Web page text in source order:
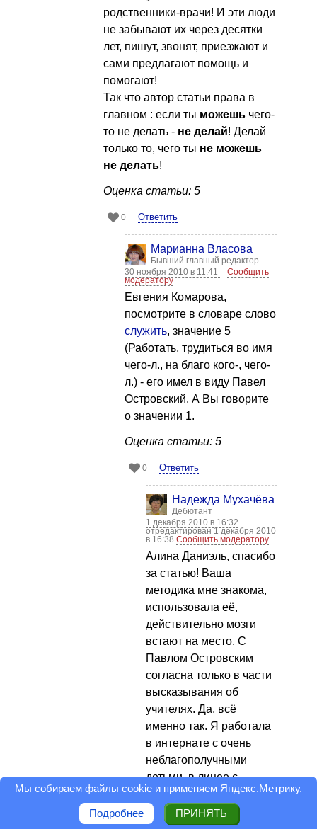
родственники-врачи! И эти люди
не забывают их через десятки
лет, пишут, звонят, приезжают и
сами предлагают помощь и
помогают!
Так что автор статьи права в
главном : если ты можешь чего-
то не делать - не делай! Делай
только то, чего ты не можешь
не делать!
Оценка статьи: 5
0 Ответить
Марианна Власова
Бывший главный редактор
30 ноября 2010 в 11:41
Сообщить
модератору
Евгения Комарова,
посмотрите в словаре слово
служить, значение 5
(Работать, трудиться во имя
чего-л., на благо кого-, чего-
л.) - его имел в виду Павел
Островский. А Вы говорите
о значении 1.
Оценка статьи: 5
0 Ответить
Надежда Мухачёва
Дебютант
1 декабря 2010 в 16:32
отредактирован 1 декабря 2010
в 16:38 Сообщить модератору
Алина Даниэль, спасибо
за статью! Ваша
методика мне знакома,
использовала её,
действительно мозги
встают на место. С
Павлом Островским
согласна только в части
высказывания об
учителях. Да, всё
именно так. Я работала
в интернате с очень
неблагополучными
детьми, в лицее с
"отборными" детьми и
работала в обычной
Мы собираем файлы cookie и применяем Яндекс.Метрику.
Подробнее ПРИНЯТЬ